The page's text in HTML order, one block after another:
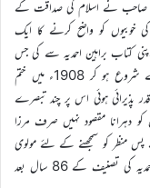
صاحب نے اسلام کی صداقت کے
خوبیوں کو واضح کرنے کا ایک
کتاب براہین احمدیہ سے کی جس
کی یکے بعد دیگر ے جلدیں شائع کی گئیں اور 1880ء سے شروع ہو کر 1908ء میں ختم
پذیرائی ہوئی اس پر چند تبصرے
مقصود نہیں صرف مرزا
منظر کو سمجھنے کے لئے مولوی
سیّد ابو الحسن ندوی صاحب کا تبصرہ ملاحظہ فرمائیے جو براہین احمدیہ کی تصنیف کے 86 سال بعد